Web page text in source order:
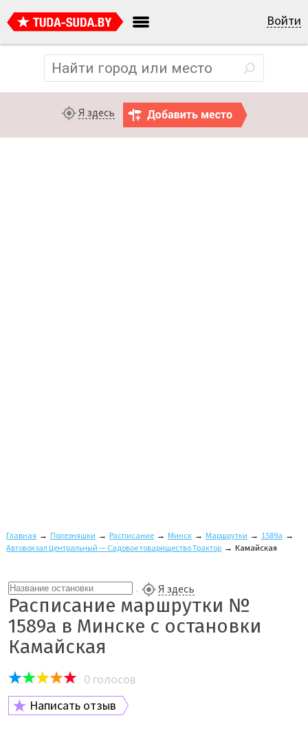
Войти
Я здесь
Главная → Полезняшки → Расписание → Минск → Маршрутки → 1589а →
Автовокзал Центральный — Садовое товарищество Трактор → Камайская
Я здесь
Расписание маршрутки №
1589а в Минске с остановки
Камайская
0 голосов
Написать отзыв